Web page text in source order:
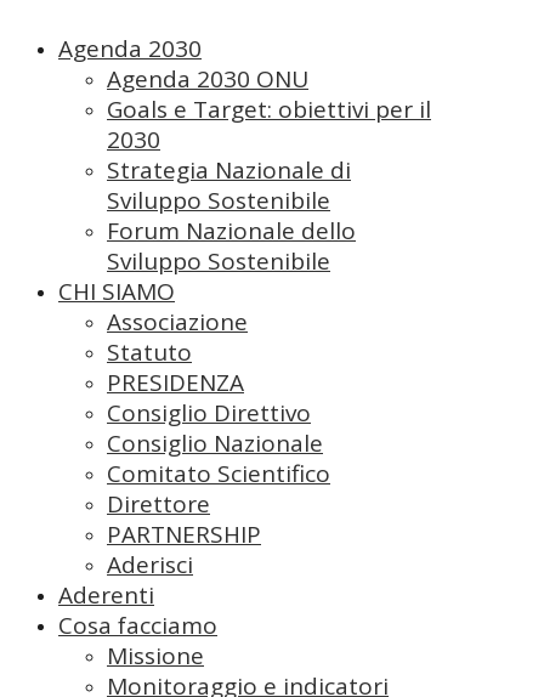
Agenda 2030
Agenda 2030 ONU
Goals e Target: obiettivi per il
2030
Strategia Nazionale di
Sviluppo Sostenibile
Forum Nazionale dello
Sviluppo Sostenibile
CHI SIAMO
Associazione
Statuto
PRESIDENZA
Consiglio Direttivo
Consiglio Nazionale
Comitato Scientifico
Direttore
PARTNERSHIP
Aderisci
Aderenti
Cosa facciamo
Missione
Monitoraggio e indicatori